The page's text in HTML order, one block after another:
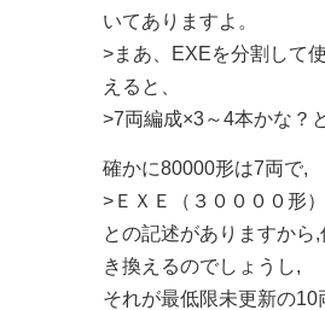
いてありますよ。
>まあ、EXEを分割して
えると、
>7両編成×3～4本かな？
確かに80000形は7両で,
>ＥＸＥ（３００００形
との記述がありますから
き換えるのでしょうし,
それが最低限未更新の